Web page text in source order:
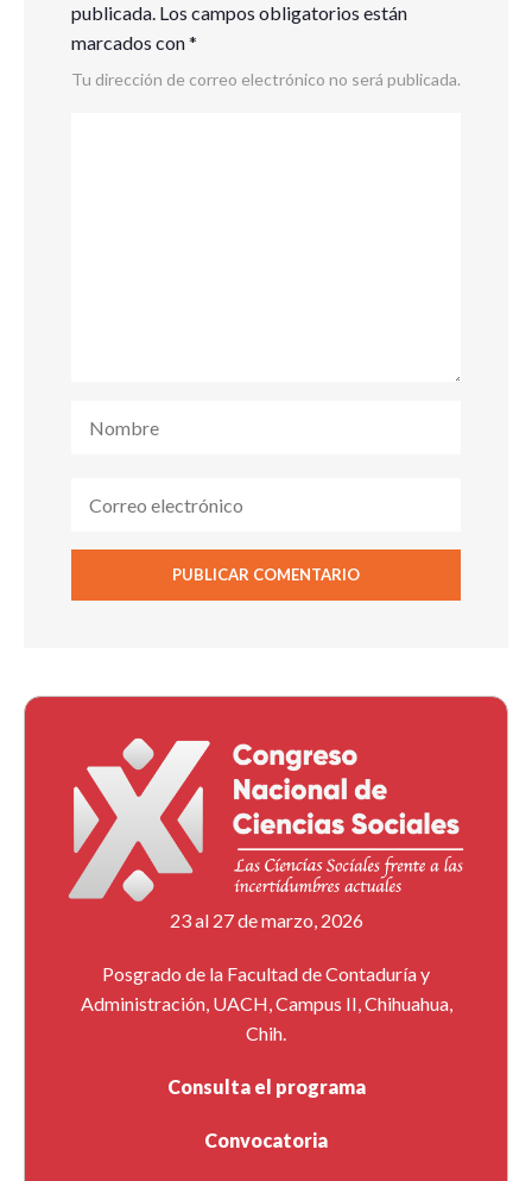
publicada. Los campos obligatorios están
marcados con*
Tu dirección de correo electrónico no será publicada.
23 al 27 de marzo, 2026
Posgrado de la Facultad de Contaduría y
Administración, UACH, Campus II, Chihuahua,
Chih.
Consulta el programa
Convocatoria